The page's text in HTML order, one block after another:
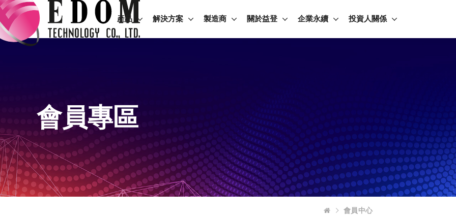
產品 解決方案 製造商 關於益登 企業永續 投資人關係
會員專區
會員中心